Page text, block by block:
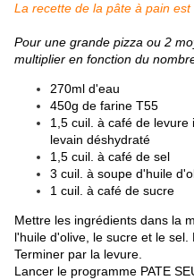
La recette de la pâte à pain
Pour une grande pizza ou 2
multiplier en fonction du
270ml d'eau
450g de farine T55
1,5 cuil. à café de
levain déshydraté
1,5 cuil. à café de sel
3 cuil. à soupe d'huile
1 cuil. à café de sucre
Mettre les ingrédients dans la
l'huile d'olive, le sucre et le sel.
Terminer par la levure.
Lancer le programme PATE